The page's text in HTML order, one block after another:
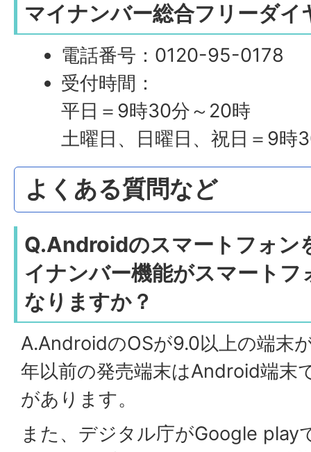
マイナンバー総合フリーダイ
電話番号：0120-95-0178
受付時間：
平日＝9時30分～20時
土曜日、日曜日、祝日＝9時
よくある質問など
Q.Androidのスマートフォン
イナンバー機能がスマート
なりますか？
A.AndroidのOSが9.0以上の端末
年以前の発売端末はAndroid端末
があります。
また、デジタル庁がGoogle play